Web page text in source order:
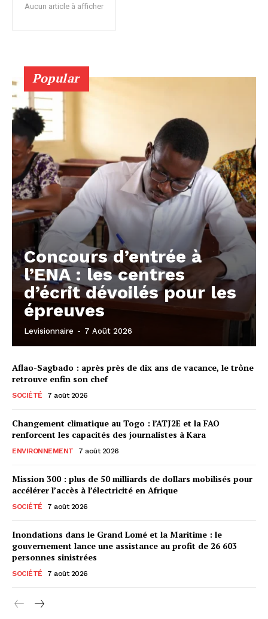
Aucun article à afficher
Popular
Concours d’entrée à
l’ENA : les centres
d’écrit dévoilés pour les
épreuves
Levisionnaire - 7 Août 2026
Aflao-Sagbado : après près de dix ans de vacance, le trône
retrouve enfin son chef
SOCIÉTÉ 7 août 2026
Changement climatique au Togo : l’ATJ2E et la FAO
renforcent les capacités des journalistes à Kara
ENVIRONNEMENT 7 août 2026
Mission 300 : plus de 50 milliards de dollars mobilisés pour
accélérer l’accès à l’électricité en Afrique
SOCIÉTÉ 7 août 2026
Inondations dans le Grand Lomé et la Maritime : le
gouvernement lance une assistance au profit de 26 603
personnes sinistrées
SOCIÉTÉ 7 août 2026